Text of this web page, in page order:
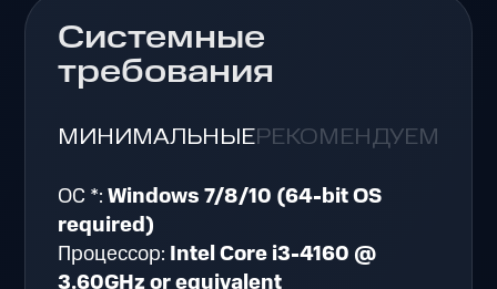
Системные
требования
МИНИМАЛЬНЫЕРЕКОМЕНДУЕМЫЕ
ОС *:Windows 7/8/10 (64-bit OS
required)
Процессор: Intel Core i3-4160 @